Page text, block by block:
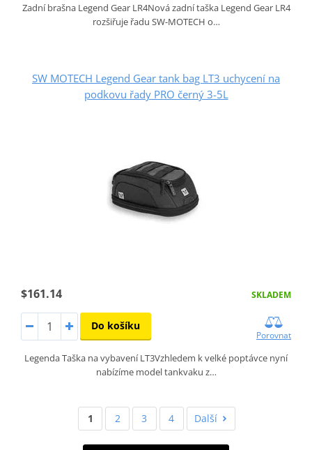
Zadní brašna Legend Gear LR4Nová zadní taška Legend Gear LR4
rozšiřuje řadu SW-MOTECH o…
SW MOTECH Legend Gear tank bag LT3 uchycení na
podkovu řady PRO černý 3-5L
$161.14 SKLADEM
Do košíku
Porovnat
Legenda Taška na vybavení LT3Vzhledem k velké poptávce nyní
nabízíme model tankvaku z…
1 2 3 4 Další